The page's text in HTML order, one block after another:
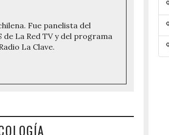
Fue panelista del
La Red TV y del programa
La Clave.